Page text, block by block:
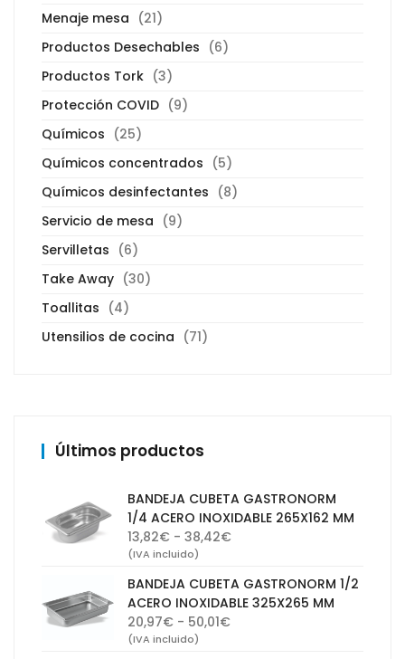
Menaje mesa (21)
Productos Desechables (6)
Productos Tork (3)
Protección COVID (9)
Químicos (25)
Químicos concentrados (5)
Químicos desinfectantes (8)
Servicio de mesa (9)
Servilletas (6)
Take Away (30)
Toallitas (4)
Utensilios de cocina (71)
Últimos productos
BANDEJA CUBETA GASTRONORM
1/4 ACERO INOXIDABLE 265X162 MM
13,82€ - 38,42€Rango
desde
13,82€
(IVA incluido)
BANDEJA CUBETA GASTRONORM 1/2
ACERO INOXIDABLE 325X265 MM
20,97€ - 50,01€Rango
(IVA incluido)